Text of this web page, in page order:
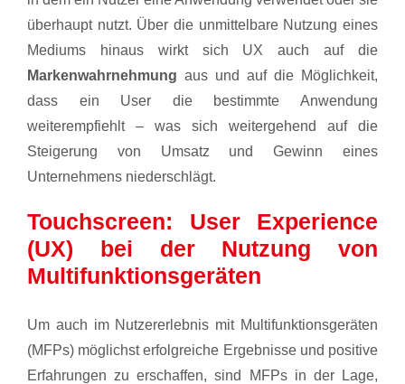
überhaupt nutzt. Über die unmittelbare Nutzung eines
Mediums hinaus wirkt sich UX auch auf die
Markenwahrnehmung aus und auf die Möglichkeit,
dass ein User die bestimmte Anwendung
weiterempfiehlt – was sich weitergehend auf die
Steigerung von Umsatz und Gewinn eines
Unternehmens niederschlägt.
Touchscreen: User Experience
(UX) bei der Nutzung von
Multifunktionsgeräten
Um auch im Nutzererlebnis mit Multifunktionsgeräten
(MFPs) möglichst erfolgreiche Ergebnisse und positive
Erfahrungen zu erschaffen, sind MFPs in der Lage,